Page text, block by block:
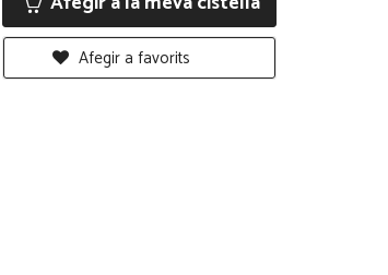
Afegir a favorits